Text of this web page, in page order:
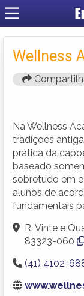
Wellness
Na Wellness
tradições
prática da
baseado
sobretudo em
alunos de
fundamentais
R. Vinte e
83323-060
(41) 4102-